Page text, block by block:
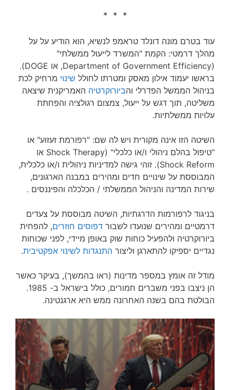
* * *
עוד בטרם מונה דונלד טראמפ לנשיא, הוא הודיע על על
מהלך דרמטי: הקמת "המשרד לייעול ממשלתי"
(Department of Government Efficiency, או DOGE).
בראשו יעמוד אילון מאסק ומטרתו לחולל שינוי מרחיק לכת
בניהול הממשל הפדרלי והביורוקרטיה האמריקנית שיצאה
משליטה, תוך דגש על ייעול, צמצום רגולציה והפחתת
עלויות ממשלתיות.
השיטה הזו אינה מקורית ויש לה שם: "רפורמת זעזוע" או
"טיפול בהלם ניהולי ו/או כלכלי" (Shock Therapy או
Shock Reform). זוהי גישה למדיניות ניהולית ו/או כלכלית,
המבוססת על שינויים חדים ומהירים במבנה הארגונים,
שירות המדינה והניהול הממשלתי / הכלכלה והפיננסים .
בניגוד לרפורמות הדרגתיות, השיטה מבוססת על צעדים
דרמטיים ומהירים שנועדו לשבור דפוסים חוזרים, להפחית
ביורוקרטיה ולהפעיל כוחות שוק באופן מיידי, לפני שכוחות
נגדיים יספיקו להתארגן וליצור התנגדות לשינוי אפקטיבית.
מודל זה אומץ במספר מדינות (ראו בהמשך), בעיקר כאשר
הן ניצבו בפני משברים חמורים, כולל בישראל ב- 1985.
הבולטת בהם בשנה האחרונה ממש היא ארגנטינה.